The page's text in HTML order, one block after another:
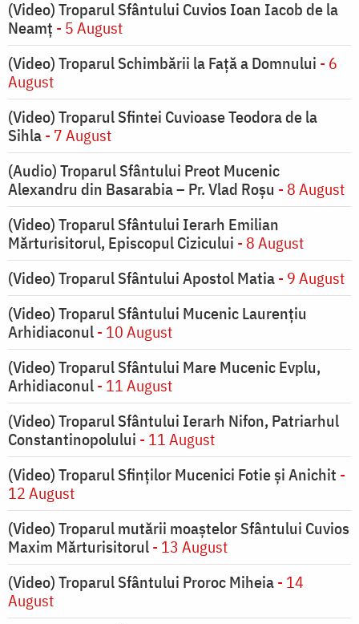
(Video) Troparul Sfântului Cuvios Ioan Iacob de la
Neamț - 5 August
(Video) Troparul Schimbării la Față a Domnului - 6
August
(Video) Troparul Sfintei Cuvioase Teodora de la
Sihla- 7 August
(Audio) Troparul Sfântului Preot Mucenic
Alexandru din Basarabia – Pr. Vlad Roșu - 8 August
(Video) Troparul Sfântului Ierarh Emilian
Mărturisitorul, Episcopul Cizicului - 8 August
(Video) Troparul Sfântului Apostol Matia- 9 August
(Video) Troparul Sfântului Mucenic Laurențiu
Arhidiaconul- 10 August
(Video) Troparul Sfântului Mare Mucenic Evplu,
Arhidiaconul- 11 August
(Video) Troparul Sfântului Ierarh Nifon, Patriarhul
Constantinopolului - 11 August
(Video) Troparul Sfinților Mucenici Fotie și Anichit -
12 August
(Video) Troparul mutării moaștelor Sfântului Cuvios
Maxim Mărturisitorul- 13 August
(Video) Troparul Sfântului Proroc Miheia- 14
August